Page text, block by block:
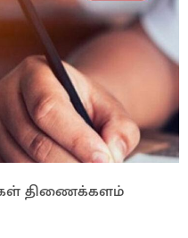
திணைக்களம்